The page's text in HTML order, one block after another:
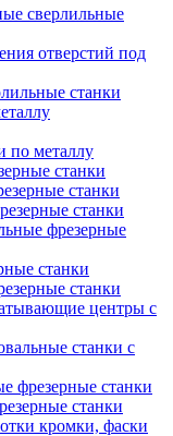
сверлильные
отверстий под
станки
по металлу
станки
станки
станки
фрезерные
станки
станки
центры с
станки с
фрезерные станки
станки
кромки, фаски